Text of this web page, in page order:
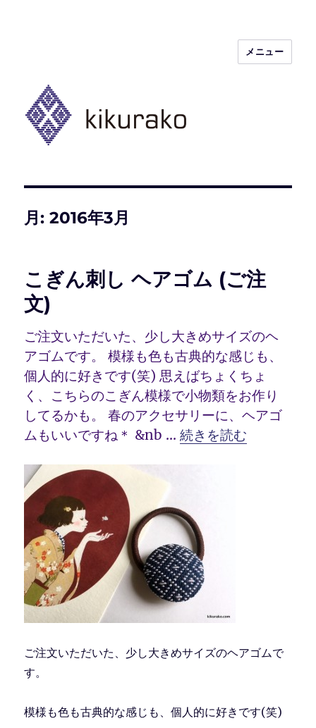
kikurako.com koginzashi (kogin)
needleworks こぎん刺し きくらこ
メニュー
月:2016年3月
こぎん刺し ヘアゴム (ご注
文)
ご注文いただいた、少し大きめサイズのヘ
アゴムです。 模様も色も古典的な感じも、
個人的に好きです(笑) 思えばちょくちょ
く、こちらのこぎん模様で小物類をお作り
してるかも。 春のアクセサリーに、ヘアゴ
ムもいいですね＊ &nb …“こぎん刺し ヘアゴ
続きを読む
ご注文いただいた、少し大きめサイズのヘアゴムで
す。
模様も色も古典的な感じも、個人的に好きです(笑)